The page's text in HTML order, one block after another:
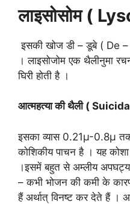
लाइसोसोम (
इसकी खोज डी – डूबे ( De –
। लाइसोजोम एक थैलीनुमा
घिरी होती है ।
आत्महत्या की थैली (
इसका व्यास 0.21µ-0.8µ
कोशिकीय पाचन है । यह
।इसमें बहुत से अम्लीय अपघट्य
– कभी भोजन की कमी के
हैं अर्थात् विनष्ट कर देते हैं ।